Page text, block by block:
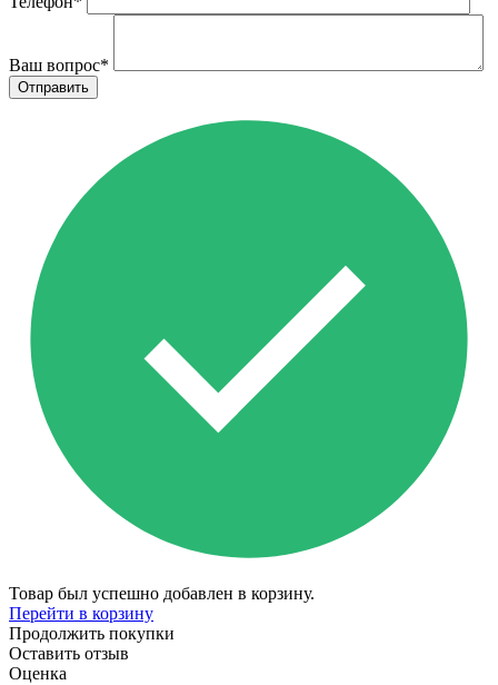
Ваш вопрос*
Товар был успешно добавлен в корзину.
Перейти в корзину
Продолжить покупки
Оставить отзыв
Оценка